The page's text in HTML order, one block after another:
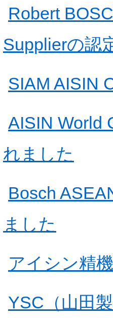
Robert
Supplierの認
SIAM AISIN
AISIN World
れました
Bosch
ました
アイシン精
YSC（山田